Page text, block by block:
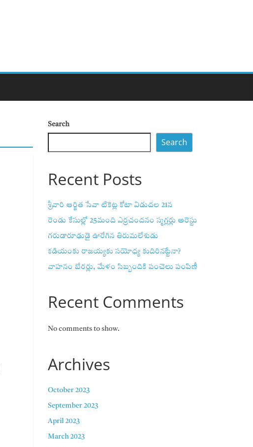
Search
Search
Recent Posts
శ్రీవారి ఆర్జిత సేవా టికెట్ల కోటా విడుదల 21న
రెండు కేసుల్లో 25మంది ఎర్రచందనం స్మగ్లర్లు అరెస్టు
గరుడారూఢుడై ఊరేగిన తిరుమలేశుడు
కడియంకు రాజయ్యకు సయోధ్య కుదిరినట్టేనా?
వాహ‌నం బేర‌ర్లు, మేళం సిబ్బందికి పంచెలు పంపిణీ
Recent Comments
No comments to show.
Archives
October 2023
September 2023
April 2023
March 2023